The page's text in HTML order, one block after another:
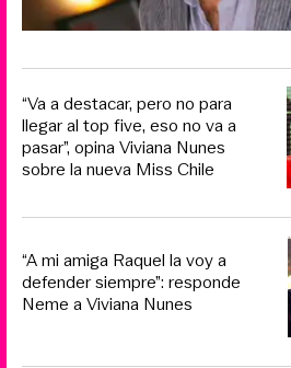
“Va a destacar, pero no para
llegar al top five, eso no va a
pasar”, opina Viviana Nunes
sobre la nueva Miss Chile
“A mi amiga Raquel la voy a
defender siempre”: responde
Neme a Viviana Nunes